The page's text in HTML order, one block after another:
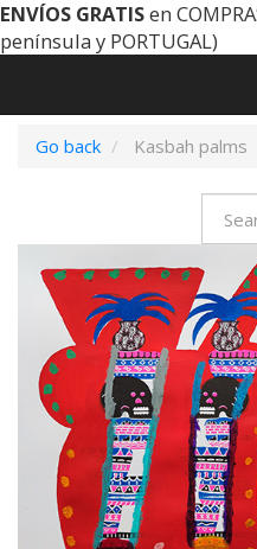
ENVÍOS GRATISen
península y PORTUGAL)
Go back
Kasbah palms